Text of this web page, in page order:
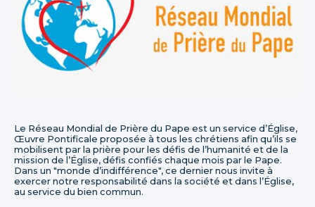
Le Réseau Mondial de Prière du Pape est un service d’Église,
Œuvre Pontificale proposée à tous les chrétiens afin qu’ils se
mobilisent par la prière pour les défis de l’humanité et de la
mission de l’Église, défis confiés chaque mois par le Pape.
Dans un "monde d’indifférence", ce dernier nous invite à
exercer notre responsabilité dans la société et dans l’Église,
au service du bien commun.